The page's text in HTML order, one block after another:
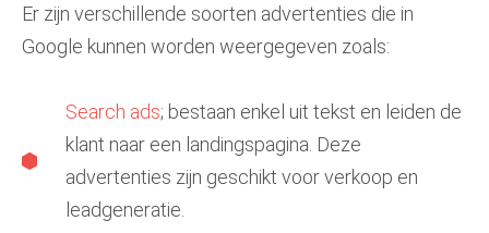
Er zijn verschillende soorten advertenties die in
Google kunnen worden weergegeven zoals:
Search ads; bestaan enkel uit tekst en leiden de
klant naar een landingspagina. Deze
advertenties zijn geschikt voor verkoop en
leadgeneratie.